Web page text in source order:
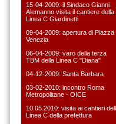
15-04-2009: il Sindaco Gianni
Alemanno visita il cantiere della
Linea C Giardinetti
09-04-2009: apertura di Piazza
Venezia
06-04-2009: varo della terza
TBM della Linea C "Diana"
04-12-2009: Santa Barbara
03-02-2010: incontro Roma
Metropolitane - OICE
10.05.2010: visita ai cantieri
Linea C della prefettura